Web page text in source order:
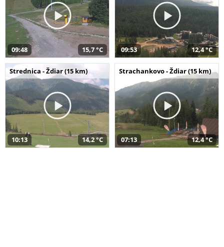
09:48 15,7 °C 09:53 12,4 °C
Strednica - Ždiar (15 km)
10:13 14,2 °C
Strachankovo - Ždiar (15 km)
07:13 12,4 °C